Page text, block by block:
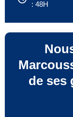
: 48H
de ses